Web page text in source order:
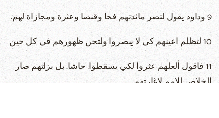
9 وداود يقول لتصر مائدتهم فخا وقنصا وعثرة ومجازاة لهم.
10 لتظلم اعينهم كي لا يبصروا ولتحن ظهورهم في كل حين
11 فاقول ألعلهم عثروا لكي يسقطوا. حاشا. بل بزلتهم صار
الخلاص للامم لاغارتهم.